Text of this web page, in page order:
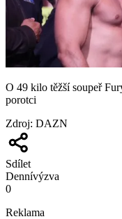
O 49 kilo těžší soupeř
porotci
Zdroj: DAZN
Sdílet
Dennívýzva
0
Reklama